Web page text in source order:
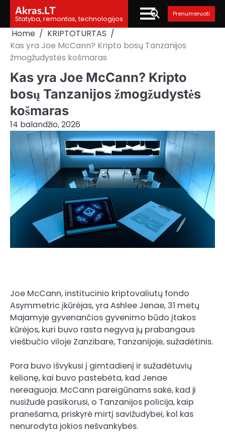
content
Akras.LT
Statyba, remontas, technologijos
Prenumeruoti
Home
KRIPTOTURTAS
Kas yra Joe McCann? Kripto bosų Tanzanijos
žmogžudystės košmaras
Kas yra Joe McCann? Kripto
bosų Tanzanijos žmogžudystės
košmaras
14 balandžio, 2026
Joe McCann, institucinio kriptovaliutų fondo
Asymmetric įkūrėjas, yra Ashlee Jenae, 31 metų
Majamyje gyvenančios gyvenimo būdo įtakos
kūrėjos, kuri buvo rasta negyva jų prabangaus
viešbučio viloje Zanzibare, Tanzanijoje, sužadėtinis.
Pora buvo išvykusi į gimtadienį ir sužadėtuvių
kelionę, kai buvo pastebėta, kad Jenae
nereaguoja. McCann pareigūnams sakė, kad ji
nusižudė pasikorusi, o Tanzanijos policija, kaip
pranešama, priskyrė mirtį savižudybei, kol kas
nenurodyta jokios nešvankybės.